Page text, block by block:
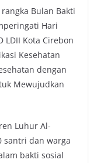
Bulan Bakti
Hari
LDII Kota Cirebon
Kesehatan
dengan
Mewujudkan
Luhur Al-
santri dan warga
bakti sosial